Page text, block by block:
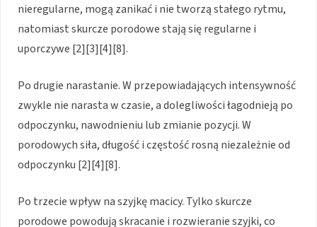
nieregularne, mogą zanikać i nie tworzą stałego rytmu,
natomiast skurcze porodowe stają się regularne i
uporczywe [2][3][4][8].
Po drugie narastanie. W przepowiadających intensywność
zwykle nie narasta w czasie, a dolegliwości łagodnieją po
odpoczynku, nawodnieniu lub zmianie pozycji. W
porodowych siła, długość i częstość rosną niezależnie od
odpoczynku [2][4][8].
Po trzecie wpływ na szyjkę macicy. Tylko skurcze
porodowe powodują skracanie i rozwieranie szyjki, co